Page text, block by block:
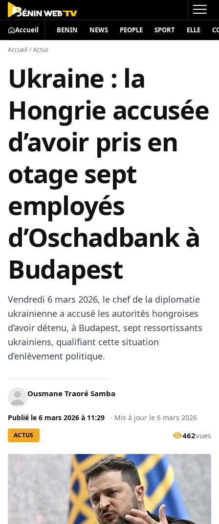
Accueil BENIN NEWS PEOPLE SPORT ELLE
Accueil / Actus
Ukraine : la
Hongrie accusée
d’avoir pris en
otage sept
employés
d’Oschadbank à
Budapest
Vendredi 6 mars 2026, le chef de la diplomatie
ukrainienne a accusé les autorités hongroises
d’avoir détenu, à Budapest, sept ressortissants
ukrainiens, qualifiant cette situation
d’enlèvement politique.
Ousmane Traoré Samba
Publié le 6 mars 2026 à 11:29 · Mis à jour le 6 mars 2026
ACTUS 462vues